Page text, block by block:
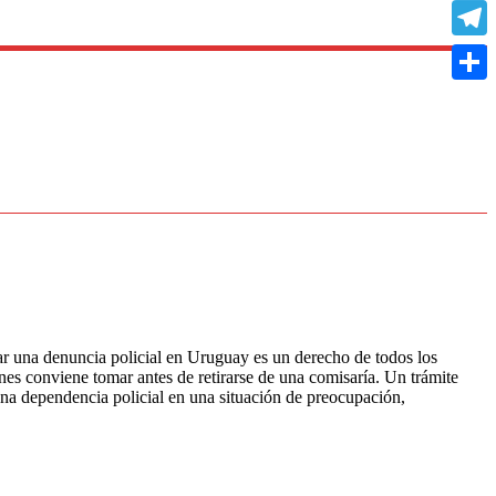
policial en Uruguay es un derecho de todos los
conviene tomar antes de retirarse de una comisaría. Un trámite
dependencia policial en una situación de preocupación,
Copy
Link